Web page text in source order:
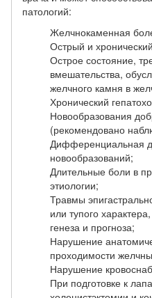
патологий:
Желчнокаменная
Острый и
Острое состояние,
вмешательства,
желчного камня в
Хронический
Новообразования
(рекомендовано
Дифференциальная
новообразований;
Длительные боли в
этиологии;
Травмы
или тупого
генеза и прогноза;
Нарушение
проходимости
Нарушение
При подготовке к